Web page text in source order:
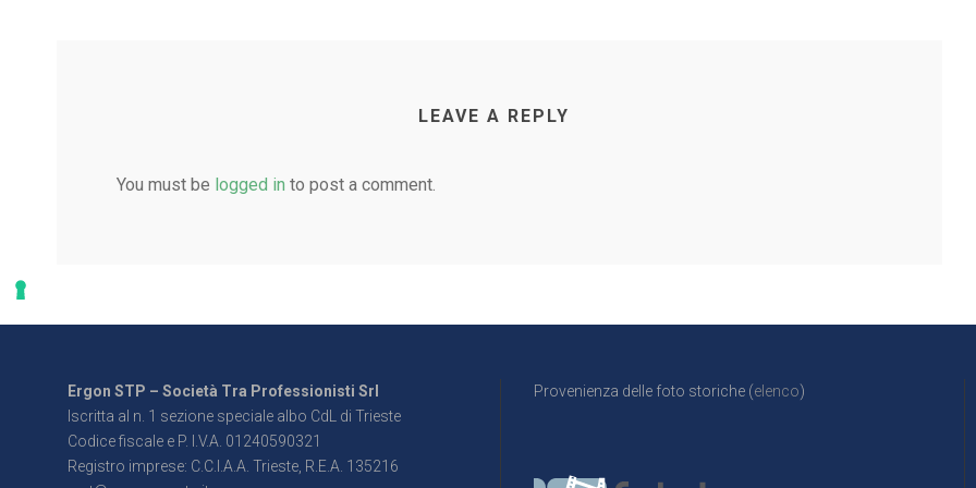
LEAVE A REPLY
You must be logged in to post a comment.
Ergon STP – Società Tra Professionisti Srl
Iscritta al n. 1 sezione speciale albo CdL di Trieste
Codice fiscale e P. I.V.A. 01240590321
Registro imprese: C.C.I.A.A. Trieste, R.E.A. 135216
Provenienza delle foto storiche (elenco)